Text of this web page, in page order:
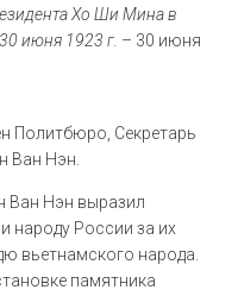
Хо Ши Мина в
июня 1923 г. – 30 июня
Политбюро, Секретарь
Ван Нэн.
Ван Нэн выразил
народу России за их
вьетнамского народа.
памятника